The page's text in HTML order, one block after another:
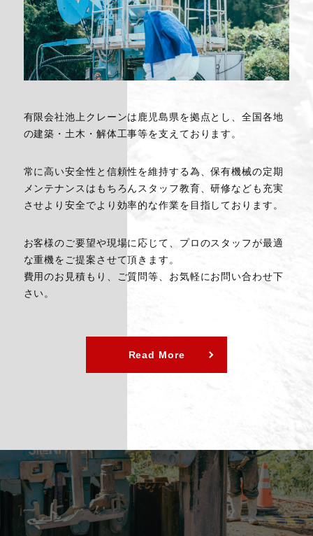
有限会社池上クレーンは鹿児島県を拠点とし、全国各地
の建築・土木・解体工事等を支えております。
常に高い安全性と信頼性を維持する為、保有機械の定期
メンテナンスはもちろんスタッフ教育、研修なども充実
させより安全でより効率的な作業を目指しております。
お客様のご要望や現場に応じて、プロのスタッフが最適
な重機をご提案させて頂きます。
費用のお見積もり、ご質問等、お気軽にお問い合わせ下
さい。
Read More